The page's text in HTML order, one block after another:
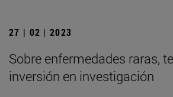
27 | 02 | 2023
Sobre enfermedades raras,
inversión en investigación